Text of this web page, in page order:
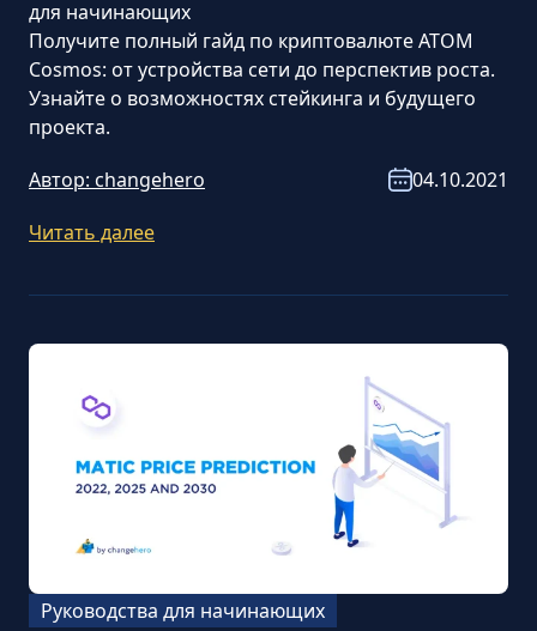
для начинающих
Получите полный гайд по криптовалюте ATOM
Cosmos: от устройства сети до перспектив роста.
Узнайте о возможностях стейкинга и будущего
проекта.
Автор: changehero
04.10.2021
Читать далее
Руководства для начинающих